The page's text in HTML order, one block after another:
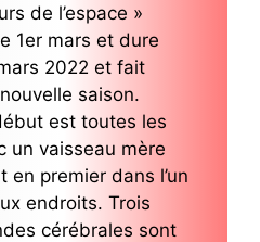
de l’espace »
1er mars et dure
2022 et fait
saison.
est toutes les
un vaisseau mère
en premier dans l’un
endroits. Trois
cérébrales sont